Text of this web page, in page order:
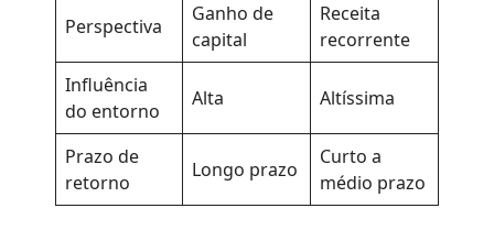
Perspectiva
Ganho de
capital
Receita
recorrente
Influência
do entorno
Alta Altíssima
Prazo de
retorno
Longo prazo
Curto a
médio prazo